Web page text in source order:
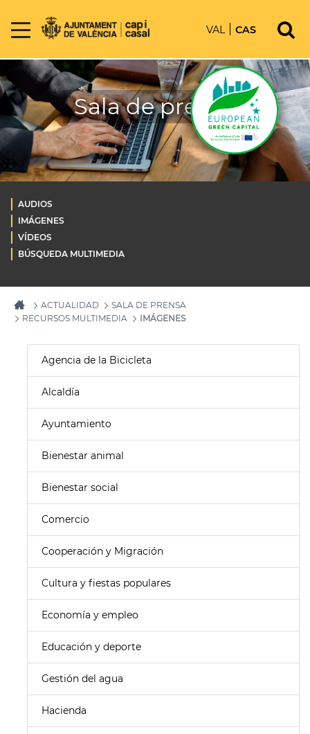
VAL CAS
Sala de prensa
AUDIOS
IMÁGENES
VÍDEOS
BÚSQUEDA MULTIMEDIA
ACTUALIDAD
SALA DE PRENSA
RECURSOS MULTIMEDIA
IMÁGENES
Agencia de la Bicicleta
Alcaldía
Ayuntamiento
Bienestar animal
Bienestar social
Comercio
Cooperación y Migración
Cultura y fiestas populares
Economía y empleo
Educación y deporte
Gestión del agua
Hacienda